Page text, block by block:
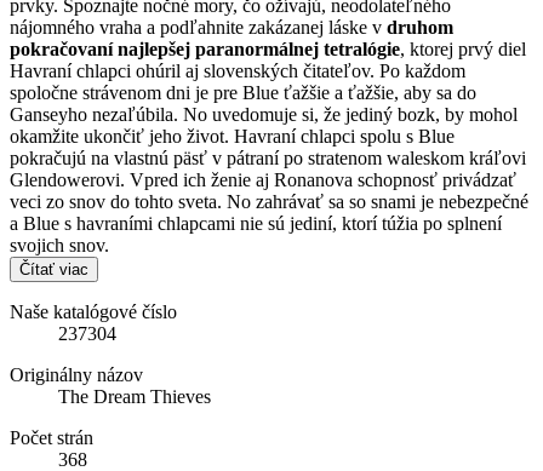
prvky. Spoznajte nočné mory, čo ožívajú, neodolateľného
nájomného vraha a podľahnite zakázanej láske v druhom
pokračovaní najlepšej paranormálnej tetralógie, ktorej prvý diel
Havraní chlapci ohúril aj slovenských čitateľov. Po každom
spoločne strávenom dni je pre Blue ťažšie a ťažšie, aby sa do
Ganseyho nezaľúbila. No uvedomuje si, že jediný bozk, by mohol
okamžite ukončiť jeho život. Havraní chlapci spolu s Blue
pokračujú na vlastnú päsť v pátraní po stratenom waleskom kráľovi
Glendowerovi. Vpred ich ženie aj Ronanova schopnosť privádzať
veci zo snov do tohto sveta. No zahrávať sa so snami je nebezpečné
a Blue s havraními chlapcami nie sú jediní, ktorí túžia po splnení
svojich snov.
Čítať viac
Naše katalógové číslo
237304
Originálny názov
The Dream Thieves
Počet strán
368